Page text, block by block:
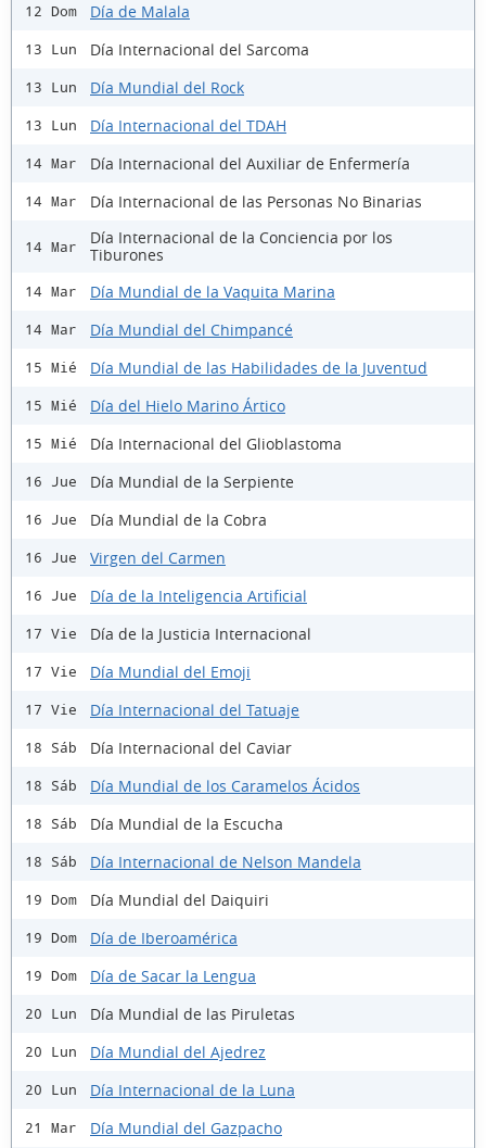
12 Dom Día de Malala
13 Lun Día Internacional del Sarcoma
13 Lun Día Mundial del Rock
13 Lun Día Internacional del TDAH
14 Mar Día Internacional del Auxiliar de Enfermería
14 Mar Día Internacional de las Personas No Binarias
14 Mar
Día Internacional de la Conciencia por los
Tiburones
14 Mar Día Mundial de la Vaquita Marina
14 Mar Día Mundial del Chimpancé
15 Mié Día Mundial de las Habilidades de la Juventud
15 Mié Día del Hielo Marino Ártico
15 Mié Día Internacional del Glioblastoma
16 Jue Día Mundial de la Serpiente
16 Jue Día Mundial de la Cobra
16 Jue Virgen del Carmen
16 Jue Día de la Inteligencia Artificial
17 Vie Día de la Justicia Internacional
17 Vie Día Mundial del Emoji
17 Vie Día Internacional del Tatuaje
18 Sáb Día Internacional del Caviar
18 Sáb Día Mundial de los Caramelos Ácidos
18 Sáb Día Mundial de la Escucha
18 Sáb Día Internacional de Nelson Mandela
19 Dom Día Mundial del Daiquiri
19 Dom Día de Iberoamérica
19 Dom Día de Sacar la Lengua
20 Lun Día Mundial de las Piruletas
20 Lun Día Mundial del Ajedrez
20 Lun Día Internacional de la Luna
21 Mar Día Mundial del Gazpacho